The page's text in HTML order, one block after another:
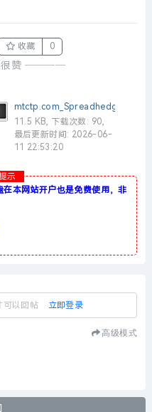
收藏 0
赞 ────
11.5 KB, 下载次数: 90,
最后更新时间: 2026-06-
11 22:53:20
示
本网站开户也是免费使用，非
可以回帖 立即登录
高级模式